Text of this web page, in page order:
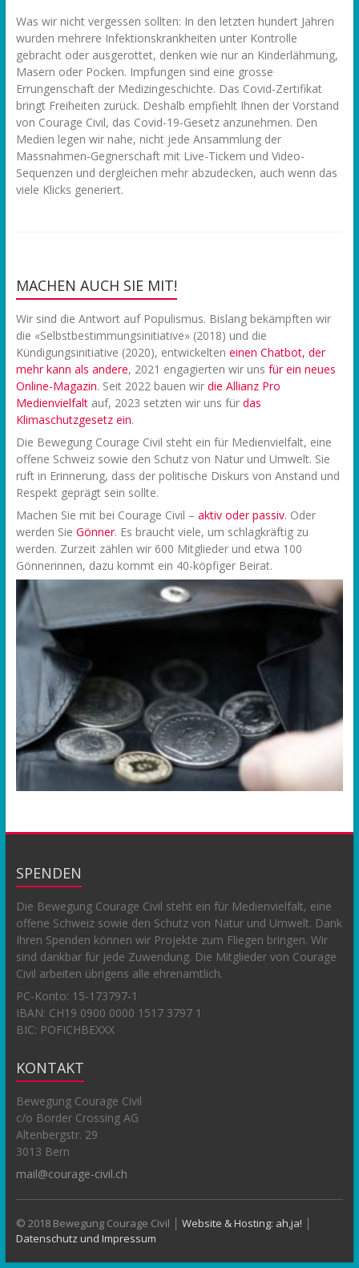
Was wir nicht vergessen sollten: In den letzten hundert Jahren
wurden mehrere Infektionskrankheiten unter Kontrolle
gebracht oder ausgerottet, denken wie nur an Kinderlähmung,
Masern oder Pocken. Impfungen sind eine grosse
Errungenschaft der Medizingeschichte. Das Covid-Zertifikat
bringt Freiheiten zurück. Deshalb empfiehlt Ihnen der Vorstand
von Courage Civil, das Covid-19-Gesetz anzunehmen. Den
Medien legen wir nahe, nicht jede Ansammlung der
Massnahmen-Gegnerschaft mit Live-Tickern und Video-
Sequenzen und dergleichen mehr abzudecken, auch wenn das
viele Klicks generiert.
MACHEN AUCH SIE MIT!
Wir sind die Antwort auf Populismus. Bislang bekämpften wir
die «Selbstbestimmungsinitiative» (2018) und die
Kündigungsinitiative (2020), entwickelten einen Chatbot, der
mehr kann als andere, 2021 engagierten wir uns für ein neues
Online-Magazin. Seit 2022 bauen wir die Allianz Pro
Medienvielfaltauf, 2023 setzten wir uns für das
Klimaschutzgesetz ein.
Die Bewegung Courage Civil steht ein für Medienvielfalt, eine
offene Schweiz sowie den Schutz von Natur und Umwelt. Sie
ruft in Erinnerung, dass der politische Diskurs von Anstand und
Respekt geprägt sein sollte.
Machen Sie mit bei Courage Civil – aktiv oder passiv. Oder
werden Sie Gönner. Es braucht viele, um schlagkräftig zu
werden. Zurzeit zählen wir 600 Mitglieder und etwa 100
Gönnerinnen, dazu kommt ein 40-köpfiger Beirat.
SPENDEN
Die Bewegung Courage Civil steht ein für Medienvielfalt, eine
offene Schweiz sowie den Schutz von Natur und Umwelt. Dank
Ihren Spenden können wir Projekte zum Fliegen bringen. Wir
sind dankbar für jede Zuwendung. Die Mitglieder von Courage
Civil arbeiten übrigens alle ehrenamtlich.
PC-Konto: 15-173797-1
IBAN: CH19 0900 0000 1517 3797 1
BIC: POFICHBEXXX
KONTAKT
Bewegung Courage Civil
c/o Border Crossing AG
Altenbergstr. 29
3013 Bern
mail@courage-civil.ch
© 2018 Bewegung Courage Civil │ Website & Hosting: ah,ja!
Datenschutz und Impressum